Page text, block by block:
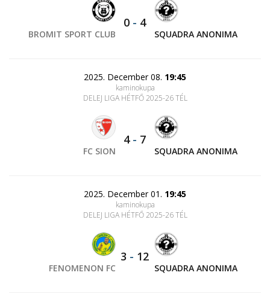
BROMIT SPORT CLUB
0 - 4
SQUADRA ANONIMA
2025. December 08. 19:45
kaminokupa
DELEJ LIGA HÉTFŐ 2025-26 TÉL
FC SION
4- 7
SQUADRA ANONIMA
2025. December 01. 19:45
kaminokupa
DELEJ LIGA HÉTFŐ 2025-26 TÉL
FENOMENON FC
3 - 12
SQUADRA ANONIMA